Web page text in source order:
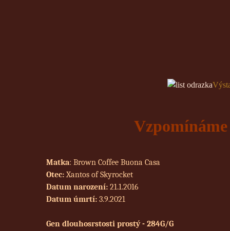
Vzpomínáme
Matka: Brown Coffee Buona Casa
Otec:Xantos of Skyrocket
Datum narození: 21.1.2016
Datum úmrtí: 3.9.2021
Gen dlouhosrstosti prostý - 284G/G